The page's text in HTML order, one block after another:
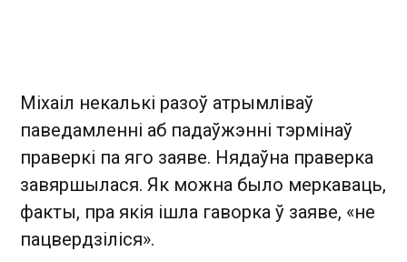
Міхаіл некалькі разоў атрымліваў
паведамленні аб падаўжэнні тэрмінаў
праверкі па яго заяве. Нядаўна праверка
завяршылася. Як можна было меркаваць,
факты, пра якія ішла гаворка ў заяве, «не
пацвердзіліся».